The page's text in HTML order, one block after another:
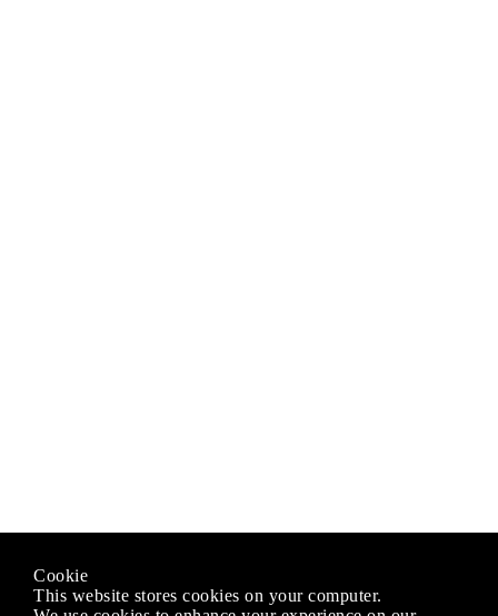
Cookie
This website stores cookies on your computer.